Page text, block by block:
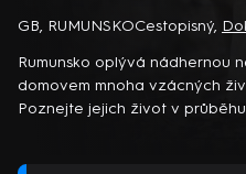
GB, RUMUNSKOCestopisný,
Rumunsko oplývá nádhernou
domovem mnoha vzácných
Poznejte jejich život v
Detektiv Karl Alberg přijíždí do
bolestivém rozvodu. Společně
tajemství, která narušují
současně se snaží zvládnout
Kreuková, R. Sutherland, A.
8 epizod